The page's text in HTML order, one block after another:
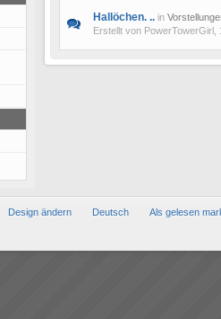
Hallöchen. .. in
Erstellt von PowerTowerGirl
Design ändern Deutsch
Als gelesen